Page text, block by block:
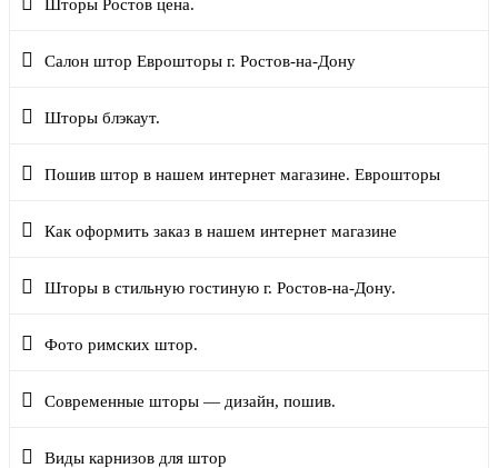
Шторы Ростов цена.
Салон штор Еврошторы г. Ростов-на-Дону
Шторы блэкаут.
Пошив штор в нашем интернет магазине. Еврошторы
Как оформить заказ в нашем интернет магазине
Шторы в стильную гостиную г. Ростов-на-Дону.
Фото римских штор.
Современные шторы — дизайн, пошив.
Виды карнизов для штор